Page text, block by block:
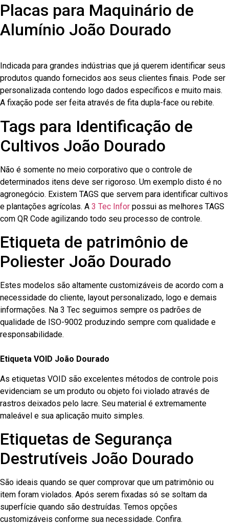
Placas para Maquinário de
Alumínio João Dourado
Indicada para grandes indústrias que já querem identificar seus
produtos quando fornecidos aos seus clientes finais. Pode ser
personalizada contendo logo dados específicos e muito mais.
A fixação pode ser feita através de fita dupla-face ou rebite.
Tags para Identificação de
Cultivos João Dourado
Não é somente no meio corporativo que o controle de
determinados itens deve ser rigoroso. Um exemplo disto é no
agronegócio. Existem TAGS que servem para identificar cultivos
e plantações agrícolas. A 3 Tec Infor possui as melhores TAGS
com QR Code agilizando todo seu processo de controle.
Etiqueta de patrimônio de
Poliester João Dourado
Estes modelos são altamente customizáveis de acordo com a
necessidade do cliente, layout personalizado, logo e demais
informações. Na 3 Tec seguimos sempre os padrões de
qualidade de ISO-9002 produzindo sempre com qualidade e
responsabilidade.
Etiqueta VOID João Dourado
As etiquetas VOID são excelentes métodos de controle pois
evidenciam se um produto ou objeto foi violado através de
rastros deixados pelo lacre. Seu material é extremamente
maleável e sua aplicação muito simples.
Etiquetas de Segurança
Destrutíveis João Dourado
São ideais quando se quer comprovar que um patrimônio ou
item foram violados. Após serem fixadas só se soltam da
superfície quando são destruídas. Temos opções
customizáveis conforme sua necessidade. Confira.